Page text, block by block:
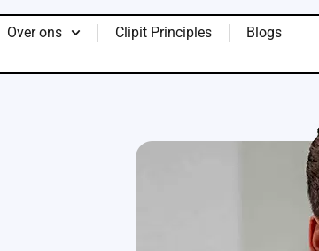
Over ons Clipit Principles Blogs
altijd te
goed